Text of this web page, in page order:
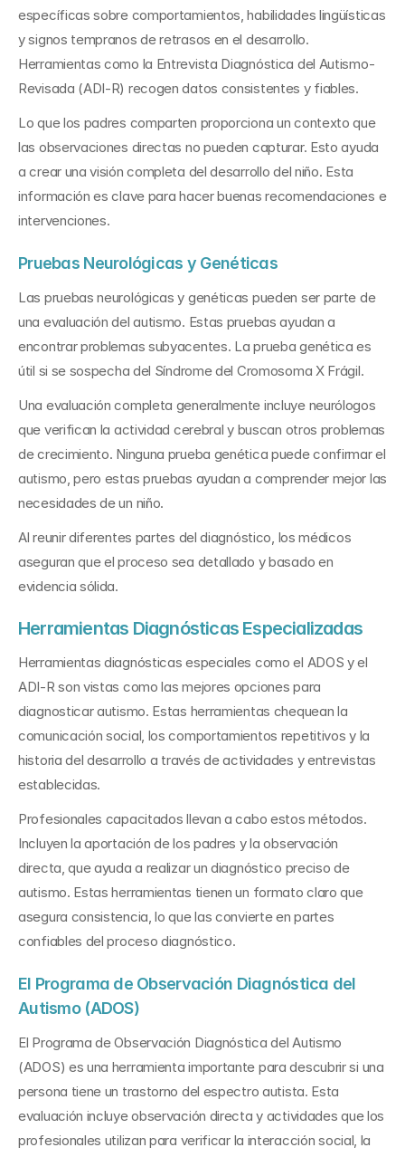
específicas sobre comportamientos, habilidades lingüísticas
y signos tempranos de retrasos en el desarrollo.
Herramientas como la Entrevista Diagnóstica del Autismo-
Revisada (ADI-R) recogen datos consistentes y fiables.
Lo que los padres comparten proporciona un contexto que
las observaciones directas no pueden capturar. Esto ayuda
a crear una visión completa del desarrollo del niño. Esta
información es clave para hacer buenas recomendaciones e
intervenciones.
Pruebas Neurológicas y Genéticas
Las pruebas neurológicas y genéticas pueden ser parte de
una evaluación del autismo. Estas pruebas ayudan a
encontrar problemas subyacentes. La prueba genética es
útil si se sospecha del Síndrome del Cromosoma X Frágil.
Una evaluación completa generalmente incluye neurólogos
que verifican la actividad cerebral y buscan otros problemas
de crecimiento. Ninguna prueba genética puede confirmar el
autismo, pero estas pruebas ayudan a comprender mejor las
necesidades de un niño.
Al reunir diferentes partes del diagnóstico, los médicos
aseguran que el proceso sea detallado y basado en
evidencia sólida.
Herramientas Diagnósticas Especializadas
Herramientas diagnósticas especiales como el ADOS y el
ADI-R son vistas como las mejores opciones para
diagnosticar autismo. Estas herramientas chequean la
comunicación social, los comportamientos repetitivos y la
historia del desarrollo a través de actividades y entrevistas
establecidas.
Profesionales capacitados llevan a cabo estos métodos.
Incluyen la aportación de los padres y la observación
directa, que ayuda a realizar un diagnóstico preciso de
autismo. Estas herramientas tienen un formato claro que
asegura consistencia, lo que las convierte en partes
confiables del proceso diagnóstico.
El Programa de Observación Diagnóstica del
Autismo (ADOS)
El Programa de Observación Diagnóstica del Autismo
(ADOS) es una herramienta importante para descubrir si una
persona tiene un trastorno del espectro autista. Esta
evaluación incluye observación directa y actividades que los
profesionales utilizan para verificar la interacción social, la